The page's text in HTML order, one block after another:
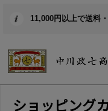
11,000円以上で送料
ショッピング